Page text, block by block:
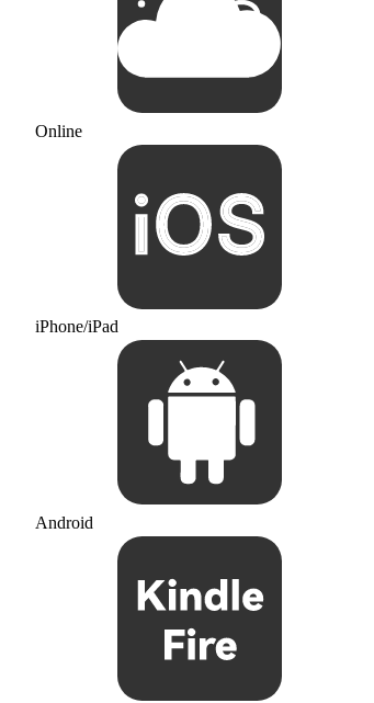
Online
iPhone/iPad
Android